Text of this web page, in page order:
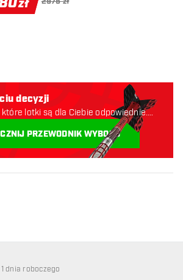
zł
decyzji
które lotki są dla Ciebie odpowiednie.
PRZEWODNIK WYBORU
dnia roboczego